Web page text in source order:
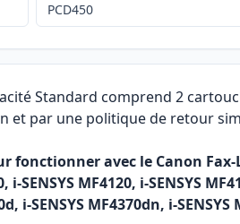
Standard comprend 2
et par une politique de retour
avec le Canon Fax-
i-SENSYS MF4120, i-SENSYS
i-SENSYS MF4370dn, i-
PCD450